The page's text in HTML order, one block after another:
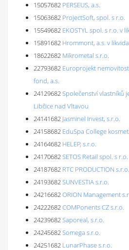
15057682 PERSEUS, a.s.
15063682 ProjectSoft, spol. s r.o.
15549682 EKOSTYL spol. s r.o. v
15891682 Hrommont, a.s. v
18622682 Mikrometal s.r.o.
22793682 Europrojekt
fond, a.s.
24129682Společenství vlastníků
Libčice nad Vltavou
24141682 Jasminel Invest, s.r.o.
24158682 EduSpa College
24164682 HELEP, s.r.o.
24170682SETOS Retail spol. s r.o.
24187682 RTC PRODUCTION s.r.o.
24193682SUNVESTIA s.r.o.
24216682ORION Management
24222682COMPonents CZ s.r.o.
24239682Saporeal, s.r.o.
24245682Somega s.r.o.
24251682 LunarPhase s.r.o.